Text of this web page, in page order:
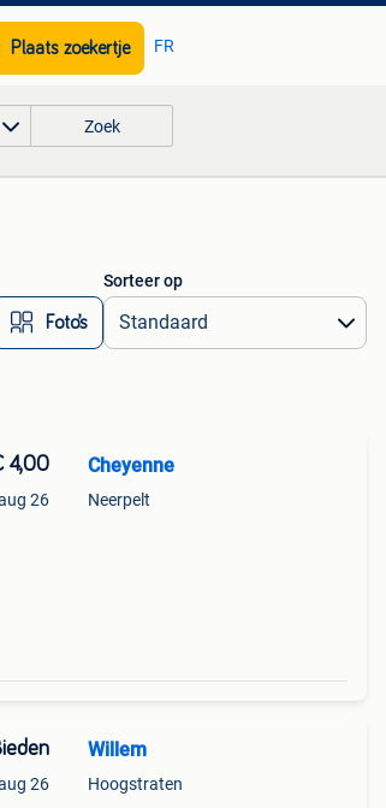
Plaats zoekertje FR
Zoek
Foto’s
Sorteer op
4,00
26
Cheyenne
Neerpelt
26
Willem
Hoogstraten